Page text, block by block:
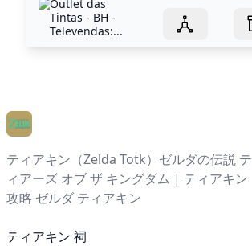
Outlet das
Tintas - BH -
Televendas:...
ティアキン（Zelda Totk）ゼルダの伝説 テ
ィアーズ オブ ザ キングダム | ティアキン
攻略 ゼルダ ティアキン
ティアキン 祠